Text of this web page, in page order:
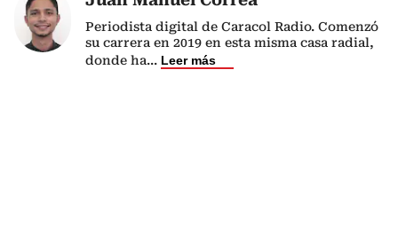
Periodista digital de Caracol Radio. Comenzó
su carrera en 2019 en esta misma casa radial,
donde ha... Leer más